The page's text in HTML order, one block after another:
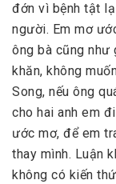
đớn vì bệnh tật
người. Em mơ
ông bà cũng như
khăn, không
Song, nếu ông
cho hai anh em
ước mơ, để em
thay mình. Luận
không có kiến